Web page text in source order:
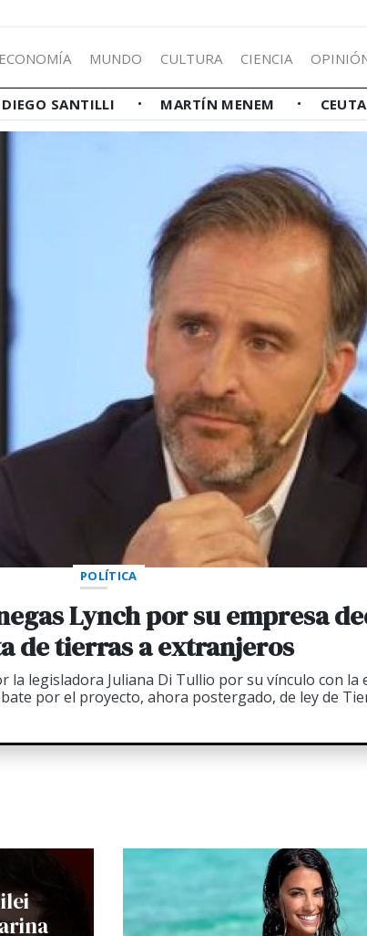
ECONOMÍA MUNDO CULTURA CIENCIA
DIEGO SANTILLI MARTÍN MENEM CEUTA
POLÍTICA
Lynch por su empresa
de tierras a extranjeros
legisladora Juliana Di Tullio por su vínculo con la
por el proyecto, ahora postergado, de ley de